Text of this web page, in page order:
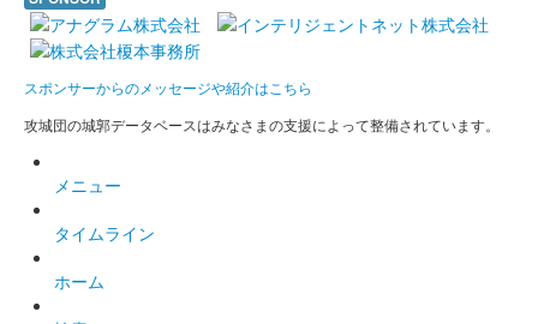
印。
丸岡城 墨箔印 出張！お城EXPO in 坂井・丸岡城2024
販売終了
2024年10月12、13日に開催された「出張！お城EXPO in 坂井・
丸岡城2024」の戦国魂のブースにて販売された御城印。
スポンサーからのメッセージや紹介はこちら
攻城団の城郭データベースはみなさまの支援によって整備されています。
メニュー
タイムライン
ホーム